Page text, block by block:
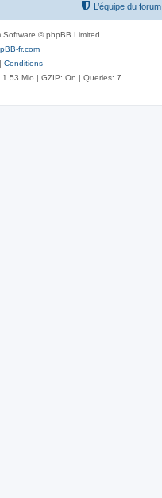
L’équipe du forum
Software © phpBB Limited
fr.com
| Conditions
Mio | GZIP: On | Queries: 7